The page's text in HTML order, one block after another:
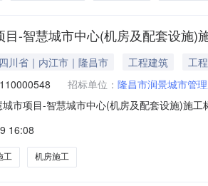
目-智慧城市中心(机房及配套设施)
四川省｜内江市｜隆昌市 工程建筑
工程
招标单位： 隆昌市润景城市管
市项目-智慧城市中心(机房及配套设施)施
）编号标段（包）名称中标单位项目经理
16:08
工 机房施工